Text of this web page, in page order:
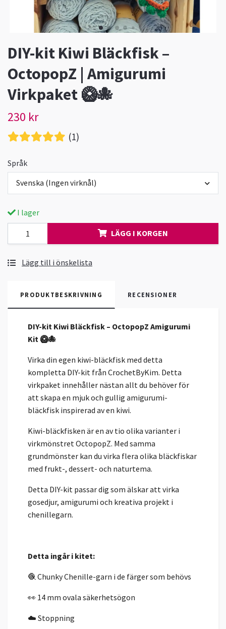
DIY-kit Kiwi Bläckfisk –
OctopopZ | Amigurumi
Virkpaket 🥝🐙
230 kr
(1)
Språk
Svenska (Ingen virknål)
I lager
LÄGG I KORGEN
Lägg till i önskelista
PRODUKTBESKRIVNING RECENSIONER
DIY-kit Kiwi Bläckfisk – OctopopZ Amigurumi
Kit 🥝🐙
Virka din egen kiwi-bläckfisk med detta
kompletta DIY-kit från CrochetByKim. Detta
virkpaket innehåller nästan allt du behöver för
att skapa en mjuk och gullig amigurumi-
bläckfisk inspirerad av en kiwi.
Kiwi-bläckfisken är en av tio olika varianter i
virkmönstret OctopopZ. Med samma
grundmönster kan du virka flera olika bläckfiskar
med frukt-, dessert- och naturtema.
Detta DIY-kit passar dig som älskar att virka
gosedjur, amigurumi och kreativa projekt i
chenillegarn.
Detta ingår i kitet:
🧶 Chunky Chenille-garn i de färger som behövs
👀 14 mm ovala säkerhetsögon
☁️ Stoppning